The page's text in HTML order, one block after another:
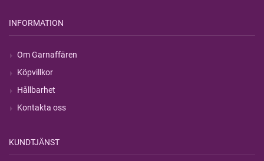
INFORMATION
Om Garnaffären
Köpvillkor
Hållbarhet
Kontakta oss
KUNDTJÄNST